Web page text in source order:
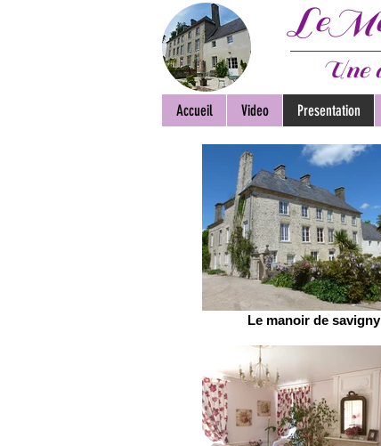
Une
Accueil Video Presentation
Le manoir de savigny